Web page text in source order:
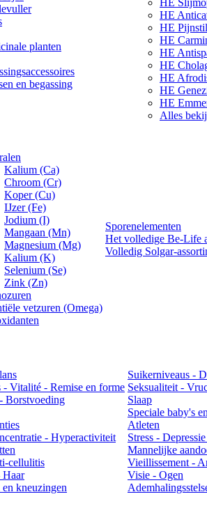
planten
en begassing
HE
HE
HE
HE
HE
HE
HE
HE
HE
Alles
Kalium (Ca)
Chroom (Cr)
Koper (Cu)
IJzer (Fe)
Jodium (I)
Mangaan (Mn)
Magnesium (Mg)
Kalium (K)
Selenium (Se)
Zink (Zn)
vetzuren (Omega)
Sporenelementen
Het volledige Be-Life
Volledig Solgar-
- Vitalité - Remise en forme
Borstvoeding
- Hyperactiviteit
cellulitis
Haar
kneuzingen
Suikerniveaus -
Seksualiteit -
Slaap
Speciale baby's
Atleten
Stress -
Mannelijke
Vieillissement -
Visie - Ogen